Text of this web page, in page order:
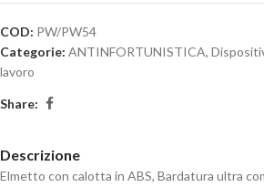
COD: PW/PW54
Categorie: ANTINFORTUNISTICA,
lavoro
Share:
Descrizione
Elmetto con calotta in ABS, Bardatura ultra